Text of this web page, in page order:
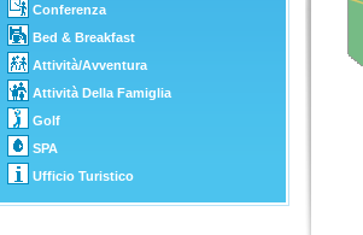
Conferenza
Bed & Breakfast
Attività/Avventura
Attività Della Famiglia
Golf
SPA
Ufficio Turistico